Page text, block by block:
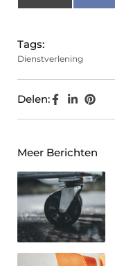
(Twitter)
Tags:
Dienstverlening
Delen:
Meer Berichten